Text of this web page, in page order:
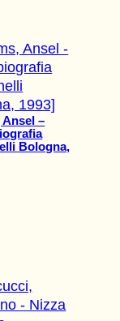
Ansel –
Bologna,